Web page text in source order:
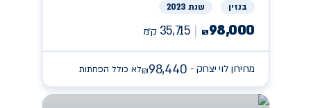
בנזין שנת 2023
₪98,000
35,715 ק״מ
מחירון לוי יצחק - ₪98,440 לא כולל הפחתות